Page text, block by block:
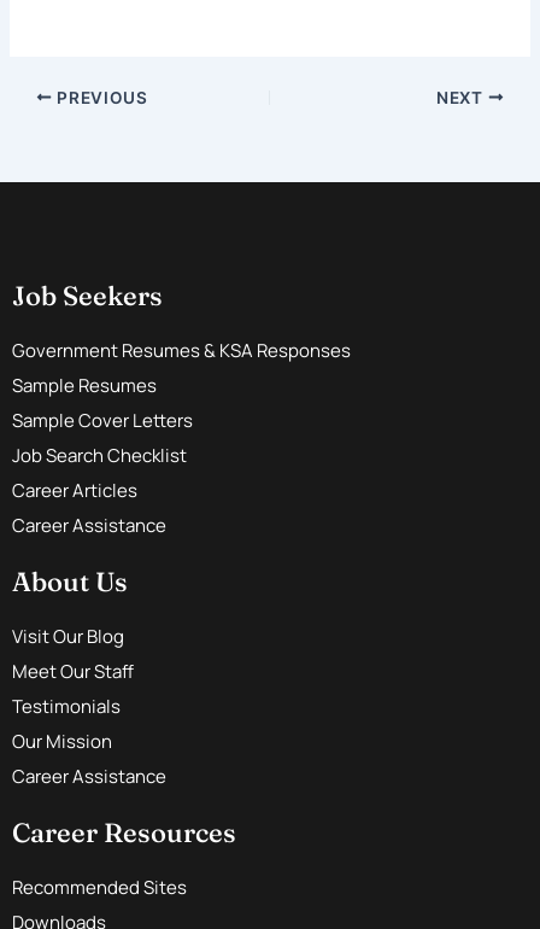
PREVIOUS NEXT
Job Seekers
Government Resumes & KSA Responses
Sample Resumes
Sample Cover Letters
Job Search Checklist
Career Articles
Career Assistance
About Us
Visit Our Blog
Meet Our Staff
Testimonials
Our Mission
Career Assistance
Career Resources
Recommended Sites
Downloads